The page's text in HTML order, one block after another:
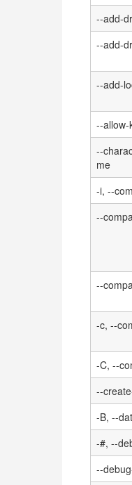
--add-
--add-
--add-
--allow-
--
me
-i, --
--
--
-c, --
-C, --
--
-B, --
-#, --
--